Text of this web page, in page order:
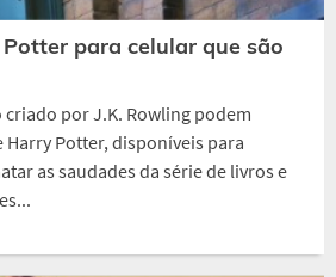
para celular que são
por J.K. Rowling podem
Potter, disponíveis para
as saudades da série de livros e